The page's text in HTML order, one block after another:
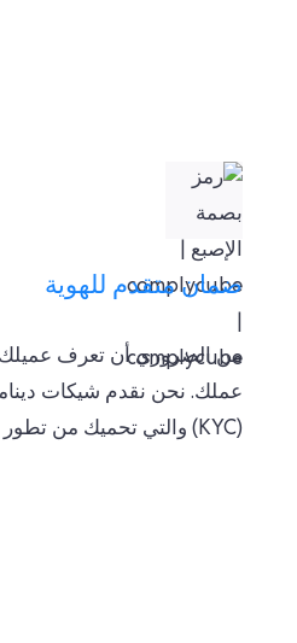
ضمان متقدم للهوية
من الضروري أن تعرف عميلك
عملك. نحن نقدم شيكات
(KYC) والتي تحميك من تطور طريقة الاحتيال.